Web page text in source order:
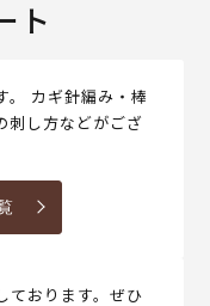
ト
。 カギ針編み・棒
刺し方などがござ
ております。ぜひ